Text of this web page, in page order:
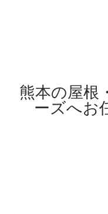
熊本の屋根
ーズへお